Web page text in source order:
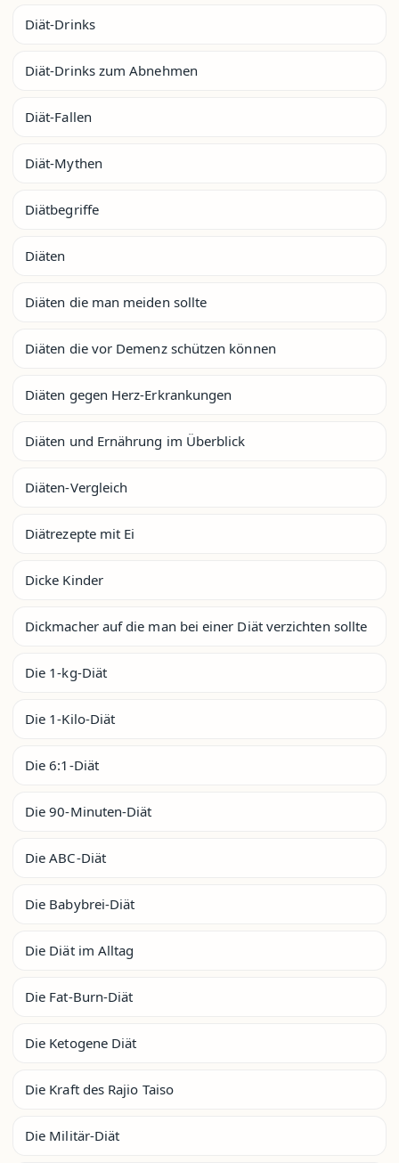
Diät-Drinks
Diät-Drinks zum Abnehmen
Diät-Fallen
Diät-Mythen
Diätbegriffe
Diäten
Diäten die man meiden sollte
Diäten die vor Demenz schützen können
Diäten gegen Herz-Erkrankungen
Diäten und Ernährung im Überblick
Diäten-Vergleich
Diätrezepte mit Ei
Dicke Kinder
Dickmacher auf die man bei einer Diät verzichten sollte
Die 1-kg-Diät
Die 1-Kilo-Diät
Die 6:1-Diät
Die 90-Minuten-Diät
Die ABC-Diät
Die Babybrei-Diät
Die Diät im Alltag
Die Fat-Burn-Diät
Die Ketogene Diät
Die Kraft des Rajio Taiso
Die Militär-Diät